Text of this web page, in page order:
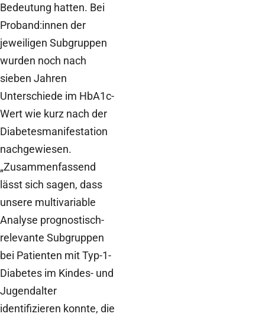
Bedeutung hatten. Bei
Proband:innen der
jeweiligen Subgruppen
wurden noch nach
sieben Jahren
Unterschiede im HbA1c-
Wert wie kurz nach der
Diabetesmanifestation
nachgewiesen.
„Zusammenfassend
lässt sich sagen, dass
unsere multivariable
Analyse prognostisch-
relevante Subgruppen
bei Patienten mit Typ-1-
Diabetes im Kindes- und
Jugendalter
identifizieren konnte, die